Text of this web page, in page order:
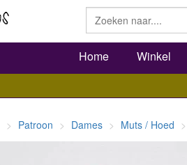
Home Winkel
Patroon Dames Muts / Hoed